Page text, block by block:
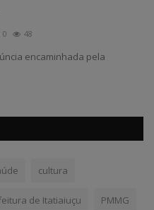
0 48
encaminhada pela
cultura
de Itatiaiuçu PMMG